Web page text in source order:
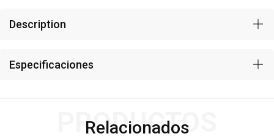
Description
Especificaciones
Relacionados
PRODUCTOS